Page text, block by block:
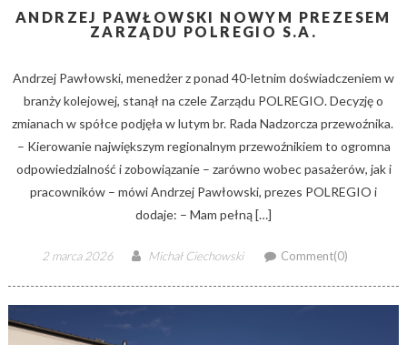
ANDRZEJ PAWŁOWSKI NOWYM PREZESEM
ZARZĄDU POLREGIO S.A.
Andrzej Pawłowski, menedżer z ponad 40-letnim doświadczeniem w
branży kolejowej, stanął na czele Zarządu POLREGIO. Decyzję o
zmianach w spółce podjęła w lutym br. Rada Nadzorcza przewoźnika.
­– Kierowanie największym regionalnym przewoźnikiem to ogromna
odpowiedzialność i zobowiązanie – zarówno wobec pasażerów, jak i
pracowników – mówi Andrzej Pawłowski, prezes POLREGIO i
dodaje: – Mam pełną […]
Posted
2 marca 2026 Author
Michał Ciechowski Comment(0)